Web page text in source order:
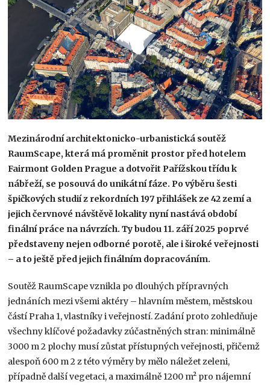
Mezinárodní architektonicko-urbanistická soutěž
RaumScape, která má proměnit prostor před hotelem
Fairmont Golden Prague a dotvořit Pařížskou třídu k
nábřeží, se posouvá do unikátní fáze. Po výběru šesti
špičkových studií z rekordních 197 přihlášek ze 42 zemí a
jejich červnové návštěvě lokality nyní nastává období
finální práce na návrzích. Ty budou 11. září 2025 poprvé
představeny nejen odborné porotě, ale i široké veřejnosti
– a to ještě před jejich finálním dopracováním.
Soutěž RaumScape vznikla po dlouhých přípravných
jednáních mezi všemi aktéry – hlavním městem, městskou
částí Praha 1, vlastníky i veřejností. Zadání proto zohledňuje
všechny klíčové požadavky zúčastněných stran: minimálně
3000 m 2 plochy musí zůstat přístupných veřejnosti, přičemž
alespoň 600 m 2 z této výměry by mělo náležet zeleni,
případně další vegetaci, a maximálně 1200 m² pro nájemní